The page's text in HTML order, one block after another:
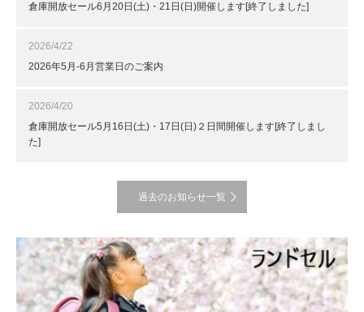
倉庫開放セール6月20日(土)・21日(日)開催します[終了しました]
2026/4/22
2026年5月-6月営業日のご案内
2026/4/20
倉庫開放セール5月16日(土)・17日(日)２日間開催します[終了しまし
た]
過去のお知らせ一覧